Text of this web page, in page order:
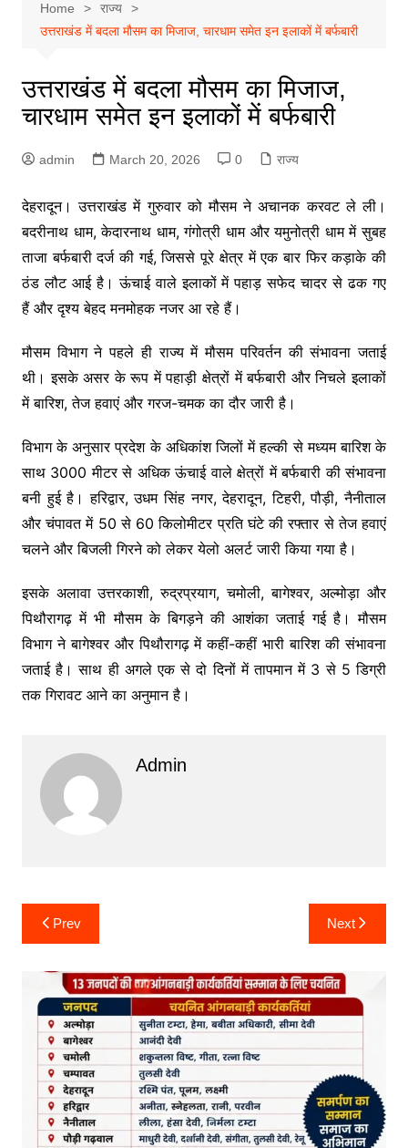
Home
राज्य
उत्तराखंड में बदला मौसम का मिजाज, चारधाम समेत इन इलाकों में बर्फबारी
उत्तराखंड में बदला मौसम का मिजाज,
चारधाम समेत इन इलाकों में बर्फबारी
admin March 20, 2026 0 राज्य
देहरादून।उत्तराखंड में गुरुवार को मौसम ने अचानक करवट ले ली।
बदरीनाथ धाम,केदारनाथ धाम,गंगोत्री धामऔरयमुनोत्री धाममें सुबह
ताजा बर्फबारी दर्ज की गई, जिससे पूरे क्षेत्र में एक बार फिर कड़ाके की
ठंड लौट आई है। ऊंचाई वाले इलाकों में पहाड़ सफेद चादर से ढक गए
हैं और दृश्य बेहद मनमोहक नजर आ रहे हैं।
मौसम विभाग ने पहले ही राज्य में मौसम परिवर्तन की संभावना जताई
थी। इसके असर के रूप में पहाड़ी क्षेत्रों में बर्फबारी और निचले इलाकों
में बारिश, तेज हवाएं और गरज-चमक का दौर जारी है।
विभाग के अनुसार प्रदेश के अधिकांश जिलों में हल्की से मध्यम बारिश के
साथ 3000 मीटर से अधिक ऊंचाई वाले क्षेत्रों में बर्फबारी की संभावना
बनी हुई है।हरिद्वार,उधम सिंह नगर,देहरादून,टिहरी,पौड़ी,नैनीताल
औरचंपावतमें 50 से 60 किलोमीटर प्रति घंटे की रफ्तार से तेज हवाएं
चलने और बिजली गिरने को लेकर येलो अलर्ट जारी किया गया है।
इसके अलावाउत्तरकाशी,रुद्रप्रयाग,चमोली,बागेश्वर,अल्मोड़ा और
पिथौरागढ़में भी मौसम के बिगड़ने की आशंका जताई गई है। मौसम
विभाग ने बागेश्वर और पिथौरागढ़ में कहीं-कहीं भारी बारिश की संभावना
जताई है। साथ ही अगले एक से दो दिनों में तापमान में 3 से 5 डिग्री
तक गिरावट आने का अनुमान है।
Admin
Post
navigation
Prev Next